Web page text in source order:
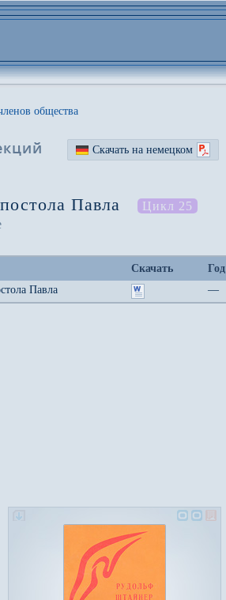
общества
Скачать на немецком
Павла
Цикл 25
Скачать Год
Павла —